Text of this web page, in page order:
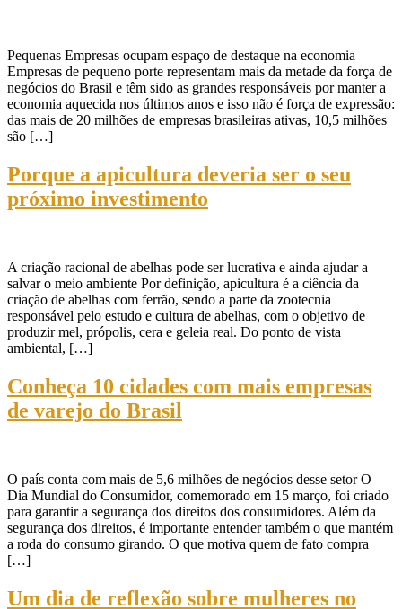
Pequenas Empresas ocupam espaço de destaque na economia
Empresas de pequeno porte representam mais da metade da força de
negócios do Brasil e têm sido as grandes responsáveis por manter a
economia aquecida nos últimos anos e isso não é força de expressão:
das mais de 20 milhões de empresas brasileiras ativas, 10,5 milhões
são […]
Porque a apicultura deveria ser o seu
próximo investimento
A criação racional de abelhas pode ser lucrativa e ainda ajudar a
salvar o meio ambiente Por definição, apicultura é a ciência da
criação de abelhas com ferrão, sendo a parte da zootecnia
responsável pelo estudo e cultura de abelhas, com o objetivo de
produzir mel, própolis, cera e geleia real. Do ponto de vista
ambiental, […]
Conheça 10 cidades com mais empresas
de varejo do Brasil
O país conta com mais de 5,6 milhões de negócios desse setor O
Dia Mundial do Consumidor, comemorado em 15 março, foi criado
para garantir a segurança dos direitos dos consumidores. Além da
segurança dos direitos, é importante entender também o que mantém
a roda do consumo girando. O que motiva quem de fato compra
[…]
Um dia de reflexão sobre mulheres no